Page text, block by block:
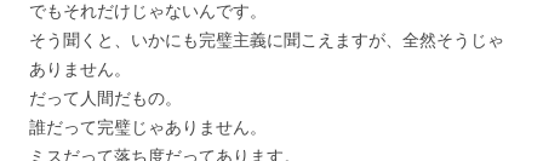
でもそれだけじゃないんです。
そう聞くと、いかにも完璧主義に聞こえますが、全然そうじゃ
ありません。
だって人間だもの。
誰だって完璧じゃありません。
ミスだって落ち度だってあります。